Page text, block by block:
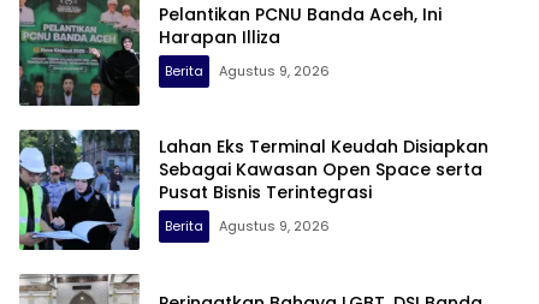
Pelantikan PCNU Banda Aceh, Ini
Harapan Illiza
Berita Agustus 9, 2026
Lahan Eks Terminal Keudah Disiapkan
Sebagai Kawasan Open Space serta
Pusat Bisnis Terintegrasi
Berita Agustus 9, 2026